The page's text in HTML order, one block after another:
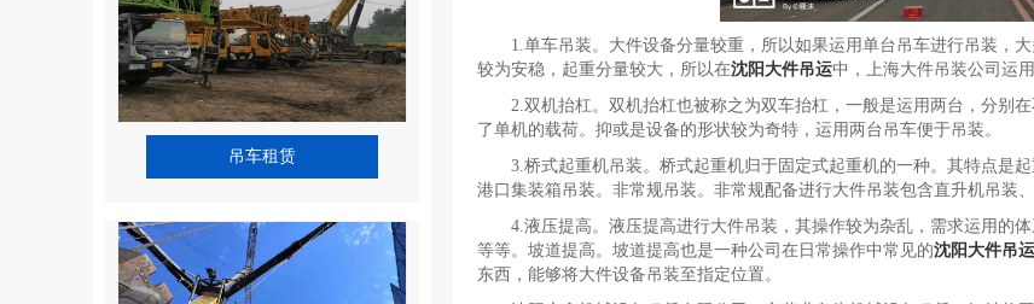
1.单车吊装。大件设备分量较重，所以如果运用单台吊车进行吊装，
较为安稳，起重分量较大，所以在沈阳大件吊运中，上海大件吊装公司运用
2.双机抬杠。双机抬杠也被称之为双车抬杠，一般是运用两台，分别
了单机的载荷。抑或是设备的形状较为奇特，运用两台吊车便于吊装。
3.桥式起重机吊装。桥式起重机归于固定式起重机的一种。其特点是
港口集装箱吊装。非常规吊装。非常规配备进行大件吊装包含直升机吊装
4.液压提高。液压提高进行大件吊装，其操作较为杂乱，需求运用的
等等。坡道提高。坡道提高也是一种公司在日常操作中常见的沈阳大件吊运
东西，能够将大件设备吊装至指定位置。
吊车租赁